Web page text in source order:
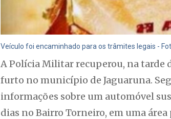
Veículo foi encaminhado para os trâmites legais -
A Polícia Militar recuperou, na tarde
furto no município de Jaguaruna.
informações sobre um automóvel
dias no Bairro Torneiro, em uma